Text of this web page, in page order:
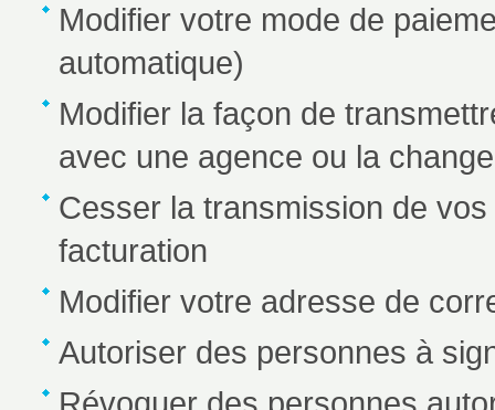
Modifier votre mode de
automatique)
Modifier la façon de
avec une agence ou la
Cesser la transmission de
facturation
Modifier votre adresse de
Autoriser des personnes à